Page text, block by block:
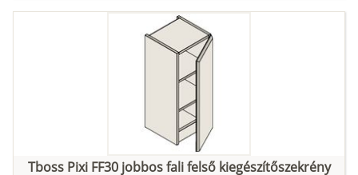
Loft beton
Nádzöld
Tboss Pixi FF30 jobbos fali felső kiegészítőszekrény